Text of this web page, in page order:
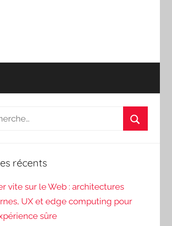
récents
vite sur le Web : architectures
UX et edge computing pour
sûre